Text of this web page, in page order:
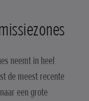
neemt in heel
de meest recente
een grote